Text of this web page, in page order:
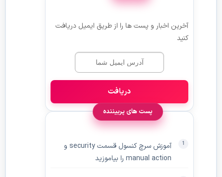
آخرین اخبار و پست ها را از طریق ایمیل دریافت
کنید
دریافت
پست های پربیننده
آموزش سرچ کنسول قسمت security و
manual action را بیاموزید